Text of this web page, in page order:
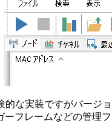
的な実装ですがバージ
ーフレームなどの管理